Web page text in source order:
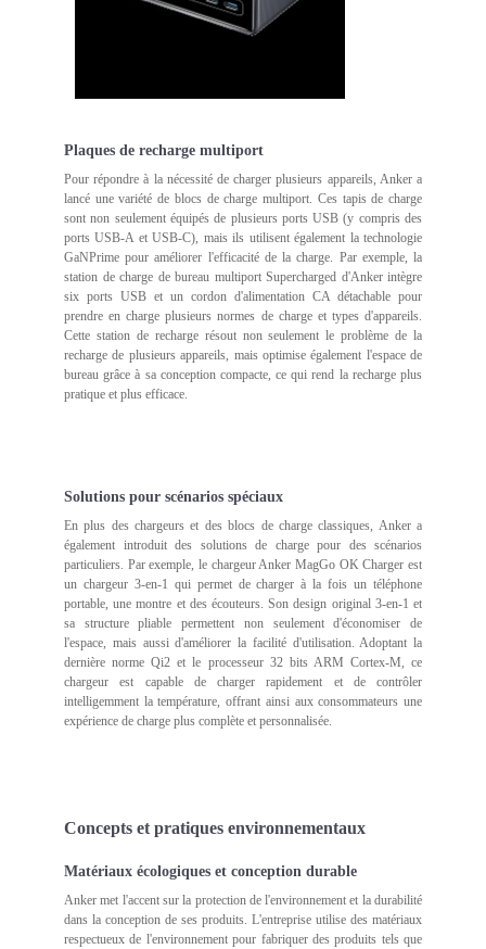
Plaques de recharge multiport
Pour répondre à la nécessité de charger plusieurs appareils, Anker a
lancé une variété de blocs de charge multiport. Ces tapis de charge
sont non seulement équipés de plusieurs ports USB (y compris des
ports USB-A et USB-C), mais ils utilisent également la technologie
GaNPrime pour améliorer l'efficacité de la charge. Par exemple, la
station de charge de bureau multiport Supercharged d'Anker intègre
six ports USB et un cordon d'alimentation CA détachable pour
prendre en charge plusieurs normes de charge et types d'appareils.
Cette station de recharge résout non seulement le problème de la
recharge de plusieurs appareils, mais optimise également l'espace de
bureau grâce à sa conception compacte, ce qui rend la recharge plus
pratique et plus efficace.
Solutions pour scénarios spéciaux
En plus des chargeurs et des blocs de charge classiques, Anker a
également introduit des solutions de charge pour des scénarios
particuliers. Par exemple, le chargeur Anker MagGo OK Charger est
un chargeur 3-en-1 qui permet de charger à la fois un téléphone
portable, une montre et des écouteurs. Son design original 3-en-1 et
sa structure pliable permettent non seulement d'économiser de
l'espace, mais aussi d'améliorer la facilité d'utilisation. Adoptant la
dernière norme Qi2 et le processeur 32 bits ARM Cortex-M, ce
chargeur est capable de charger rapidement et de contrôler
intelligemment la température, offrant ainsi aux consommateurs une
expérience de charge plus complète et personnalisée.
Concepts et pratiques environnementaux
Matériaux écologiques et conception durable
Anker met l'accent sur la protection de l'environnement et la durabilité
dans la conception de ses produits. L'entreprise utilise des matériaux
respectueux de l'environnement pour fabriquer des produits tels que